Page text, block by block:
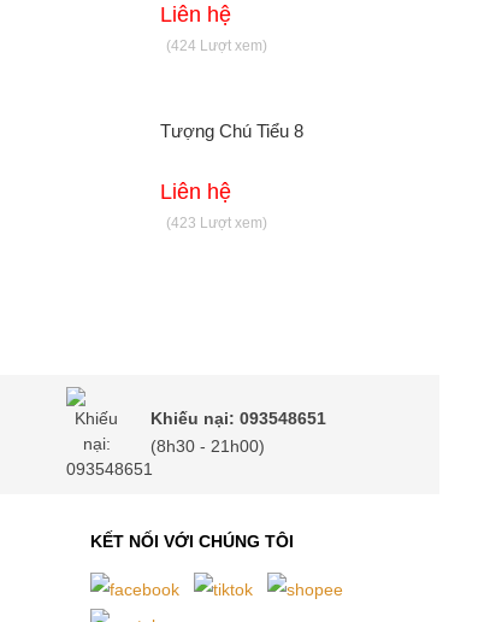
Liên hệ
(424 Lượt xem)
Tượng Chú Tiểu 8
Liên hệ
(423 Lượt xem)
Khiếu nại: 093548651
(8h30 - 21h00)
KẾT NỐI VỚI CHÚNG TÔI